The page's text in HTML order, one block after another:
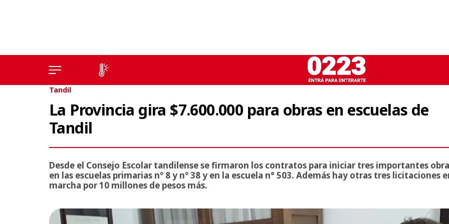
Tandil
La Provincia gira $7.600.000 para obras en escuelas de
Tandil
Desde el Consejo Escolar tandilense se firmaron los contratos para iniciar tres importantes
en las escuelas primarias nº 8 y nº 38 y en la escuela n° 503. Además hay otras tres licitaciones
marcha por 10 millones de pesos más.